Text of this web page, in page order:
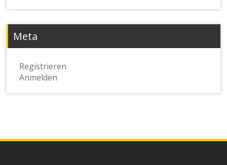
Meta
Registrieren
Anmelden